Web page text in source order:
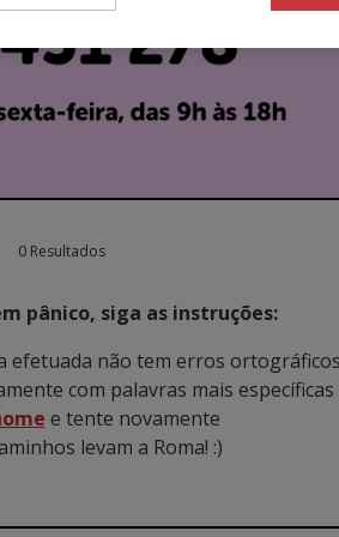
0 Resultados
pânico, siga as instruções:
efetuada não tem erros
com palavras mais específicas
e tente novamente
levam a Roma! :)